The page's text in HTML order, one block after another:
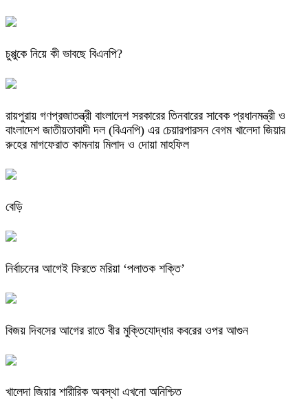
চুপ্পুকে নিয়ে কী ভাবছে বিএনপি?
রায়পুরায় গণপ্রজাতন্ত্রী বাংলাদেশ সরকারের তিনবারের সাবেক প্রধানমন্ত্রী ও
বাংলাদেশ জাতীয়তাবাদী দল (বিএনপি) এর চেয়ারপারসন বেগম খালেদা জিয়ার
রুহের মাগফেরাত কামনায় মিলাদ ও দোয়া মাহফিল
বেড়ি
নির্বাচনের আগেই ফিরতে মরিয়া ‘পলাতক শক্তি’
বিজয় দিবসের আগের রাতে বীর মুক্তিযোদ্ধার কবরের ওপর আগুন
খালেদা জিয়ার শারীরিক অবস্থা এখনো অনিশ্চিত